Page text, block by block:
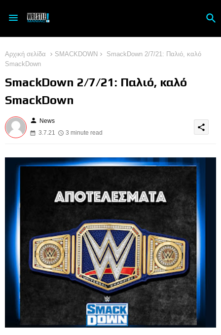
Αρχική σελίδα SMACKDOWN
SmackDown 2/7/21: Παλιό, καλό
SmackDown
SmackDown 2/7/21: Παλιό, καλό
SmackDown
person News
3.7.21
3 minute read
share